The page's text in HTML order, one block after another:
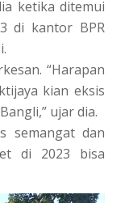
ketika ditemui
di kantor BPR
“Harapan
kian eksis
ujar dia.
semangat dan
di 2023 bisa